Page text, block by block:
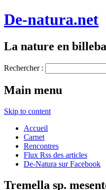
De-natura.net
La nature en
Rechercher :
Main menu
Skip to content
Accueil
Carnet
Rencontres
Flux Rss des articles
De-Natura sur Facebook
Tremella sp.